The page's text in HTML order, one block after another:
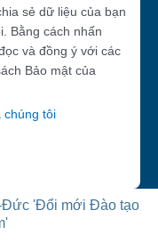
sẻ dữ liệu của bạn
Bằng cách nhấn
và đồng ý với các
Bảo mật của
chúng tôi
Đức 'Đổi mới Đào tạo